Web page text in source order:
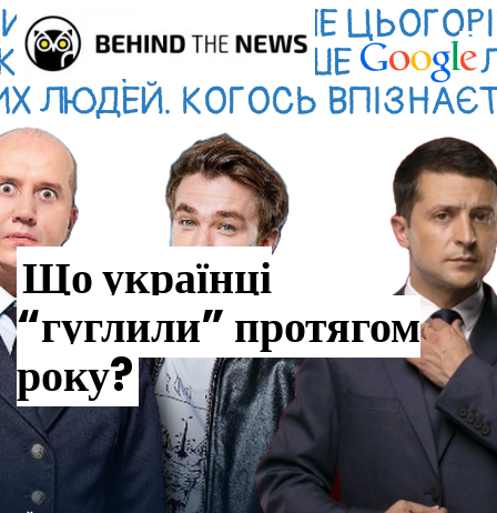
Що українці
“гуглили” протягом
року?